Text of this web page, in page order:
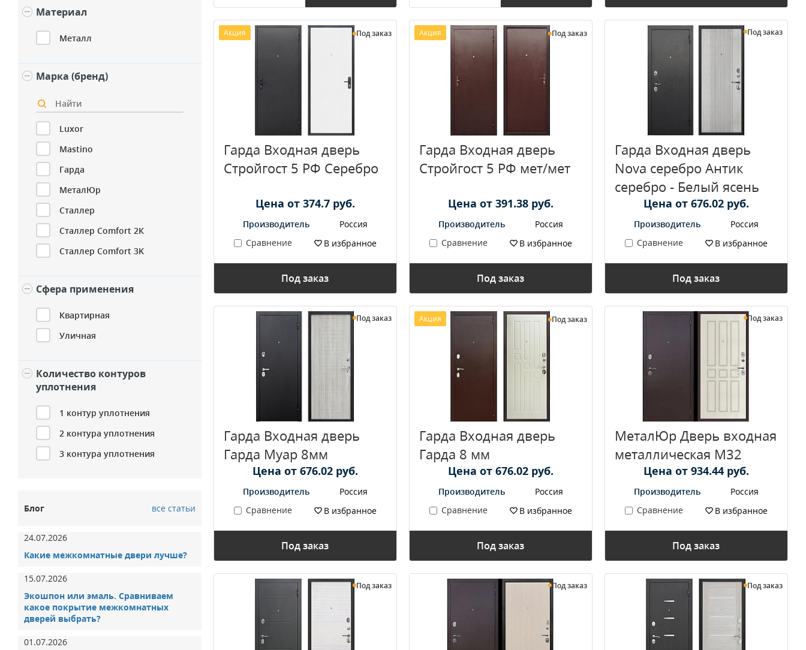
Материал
Металл
Марка (бренд)
Luxor
Mastino
Гарда
МеталЮр
Сталлер
Сталлер Comfort 2К
Сталлер Comfort 3K
Сфера применения
Квартирная
Уличная
Количество контуров
уплотнения
1 контур уплотнения
2 контура уплотнения
3 контура уплотнения
Блог все статьи
24.07.2026
Какие межкомнатные двери лучше?
15.07.2026
Экошпон или эмаль. Сравниваем
какое покрытие межкомнатных
дверей выбрать?
01.07.2026
Акция Под заказ
Гарда Входная дверь
Стройгост 5 РФ Серебро
Цена от 374.7 руб.
Производитель
Россия
Сравнение
В избранное
Под заказ
Акция Под заказ
Гарда Входная дверь
Стройгост 5 РФ мет/мет
Цена от 391.38 руб.
Производитель
Россия
Сравнение
В избранное
Под заказ
Под заказ
Гарда Входная дверь
Nova серебро Антик
серебро - Белый ясень
Цена от 676.02 руб.
Производитель
Россия
Сравнение
В избранное
Под заказ
Под заказ
Гарда Входная дверь
Гарда Муар 8мм
Цена от 676.02 руб.
Производитель
Россия
Сравнение
В избранное
Под заказ
Акция Под заказ
Гарда Входная дверь
Гарда 8 мм
Цена от 676.02 руб.
Производитель
Россия
Сравнение
В избранное
Под заказ
Под заказ
МеталЮр Дверь входная
металлическая M32
Цена от 934.44 руб.
Производитель
Россия
Сравнение
В избранное
Под заказ
Под заказ Под заказ Под заказ